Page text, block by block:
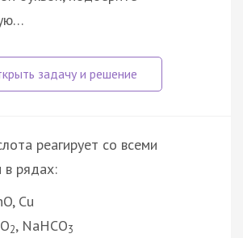
реагирует со всеми
в рядах:
Cu
2, NaHCO3